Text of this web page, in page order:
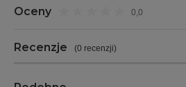
Oceny 0,0
Recenzje (0 recenzji)